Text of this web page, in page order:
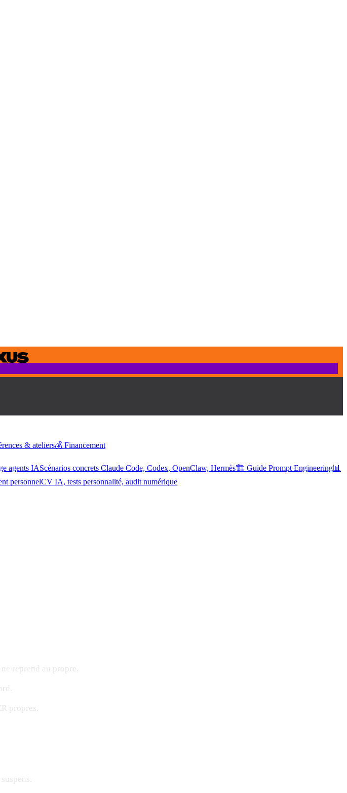
& ateliers💰 Financement
agents IAScénarios concrets Claude Code, Codex, OpenClaw, Hermès🏗️ Guide Prompt Engineering📊
personnelCV IA, tests personnalité, audit numérique
reprend au propre.
propres.